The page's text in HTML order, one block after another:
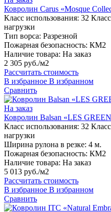
Ковролин Carus «Mosque
Класс использования: 32
нагрузки
Тип ворса: Разрезной
Пожарная безопасность: КМ2
Наличие товара: На заказ
2 305 руб./м2
Рассчитать стоимость
В избранное В избранном
Сравнить
На заказ
Ковролин Balsan «LES
Класс использования: 32
нагрузки
Ширина рулона в резке: 4 м.
Пожарная безопасность: КМ2
Наличие товара: На заказ
5 013 руб./м2
Рассчитать стоимость
В избранное В избранном
Сравнить